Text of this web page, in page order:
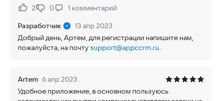
Нравится:
2Не нравится:
0 1 комментарий
Разработчик
13 апр 2023
Добрый день, Артем, для регистрации напишите нам,
пожалуйста, на почту support@appccrm.ru.
Artem 6 апр 2023
Удобное приложение, в основном пользуюсь